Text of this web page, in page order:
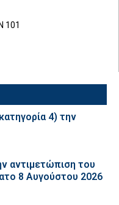
101
4) την
αντιμετώπιση του
8 Αυγούστου 2026